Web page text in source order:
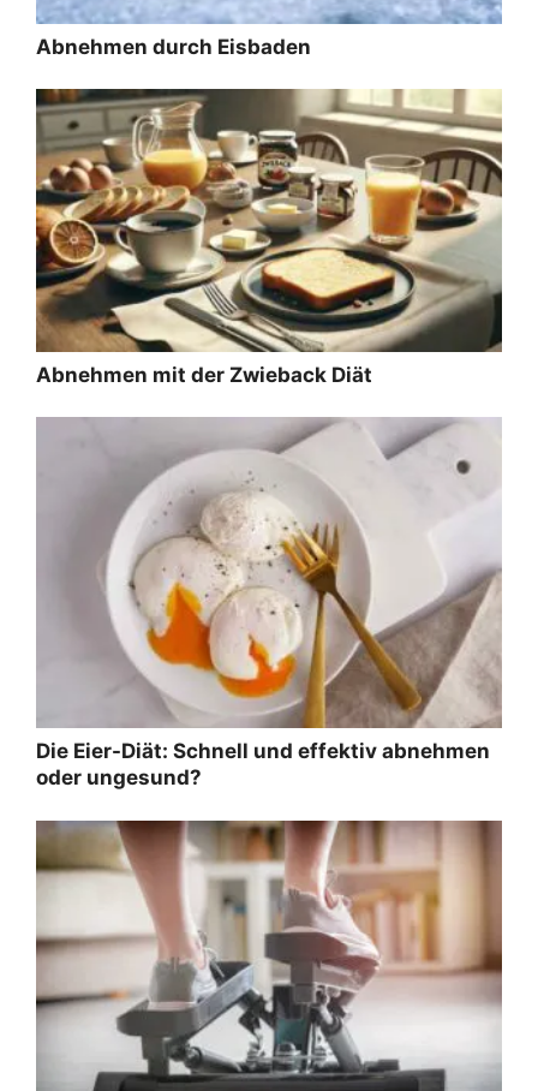
Abnehmen durch Eisbaden
Abnehmen mit der Zwieback Diät
Die Eier-Diät: Schnell und effektiv abnehmen
oder ungesund?